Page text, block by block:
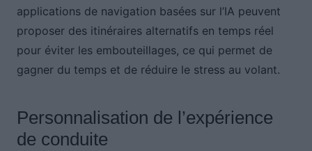
applications de navigation basées sur l’IA peuvent
proposer des itinéraires alternatifs en temps réel
pour éviter les embouteillages, ce qui permet de
gagner du temps et de réduire le stress au volant.
Personnalisation de l’expérience
de conduite